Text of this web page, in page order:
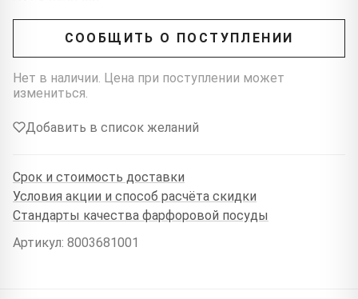
СООБЩИТЬ О ПОСТУПЛЕНИИ
Нет в наличии. Цена при поступлении может
измениться.
Добавить в список желаний
Срок и стоимость доставки
Условия акции и способ расчёта скидки
Стандарты качества фарфоровой посуды
Артикул: 8003681001